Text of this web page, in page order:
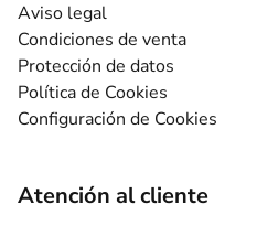
Aviso legal
Condiciones de venta
Protección de datos
Política de Cookies
Configuración de Cookies
Atención al cliente